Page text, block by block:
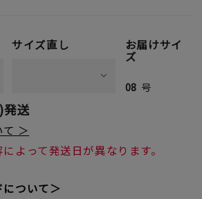
在庫ありのみ
サイズ直し お届けサイ
ズ
08 号
発送
＞
よって発送日が異なります。
ついて＞